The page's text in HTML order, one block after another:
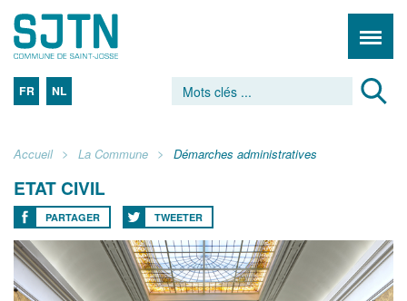
FR NL
Accueil La Commune Démarches administratives
ETAT CIVIL
PARTAGER TWEETER